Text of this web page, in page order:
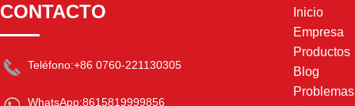
CONTACTO
Teléfono:+86 0760-221130305
WhatsApp:8615819999856
Inicio
Empresa
Productos
Blog